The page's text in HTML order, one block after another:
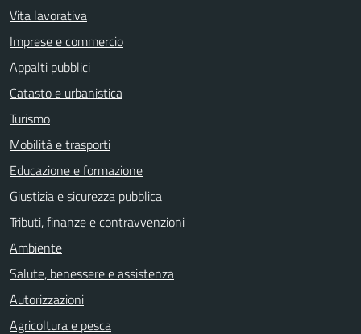
Vita lavorativa
Imprese e commercio
Appalti pubblici
Catasto e urbanistica
Turismo
Mobilità e trasporti
Educazione e formazione
Giustizia e sicurezza pubblica
Tributi, finanze e contravvenzioni
Ambiente
Salute, benessere e assistenza
Autorizzazioni
Agricoltura e pesca